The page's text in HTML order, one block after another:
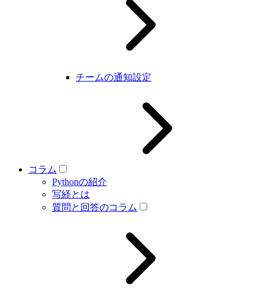
チームの通知設定
コラム
Pythonの紹介
写経とは
質問と回答のコラム